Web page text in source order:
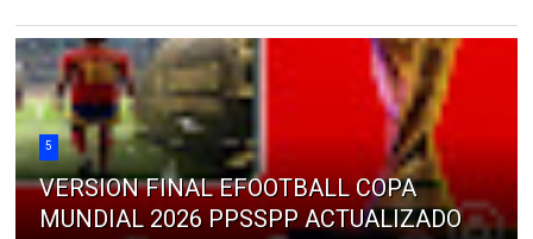
5
VERSION FINAL EFOOTBALL COPA
MUNDIAL 2026 PPSSPP ACTUALIZADO